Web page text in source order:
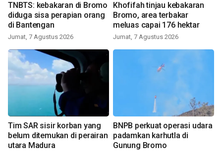
TNBTS: kebakaran di Bromo
diduga sisa perapian orang
di Bantengan
Jumat, 7 Agustus 2026
Khofifah tinjau kebakaran
Bromo, area terbakar
meluas capai 176 hektar
Jumat, 7 Agustus 2026
Tim SAR sisir korban yang
belum ditemukan di perairan
utara Madura
BNPB perkuat operasi udara
padamkan karhutla di
Gunung Bromo